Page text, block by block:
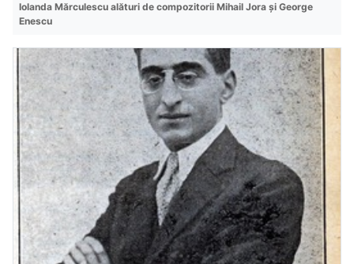
Iolanda Mărculescu alături de compozitorii Mihail Jora și George
Enescu